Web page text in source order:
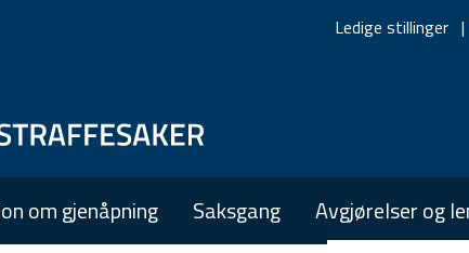
navigation
Ledige stillinger
om gjenåpning Saksgang Avgjørelser og